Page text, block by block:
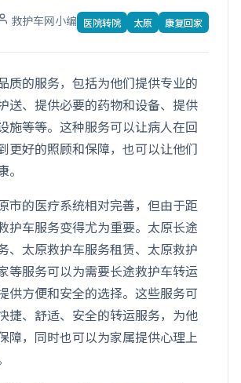
救护车网小编 医院转院 太原 康复回家
质的服务，包括为他们提供专业的
送、提供必要的药物和设备、提供
施等等。这种服务可以让病人在回
更好的照顾和保障，也可以让他们
市的医疗系统相对完善，但由于距
护车服务变得尤为重要。太原长途
、太原救护车服务租赁、太原救护
等服务可以为需要长途救护车转运
供方便和安全的选择。这些服务可
捷、舒适、安全的转运服务，为他
障，同时也可以为家属提供心理上